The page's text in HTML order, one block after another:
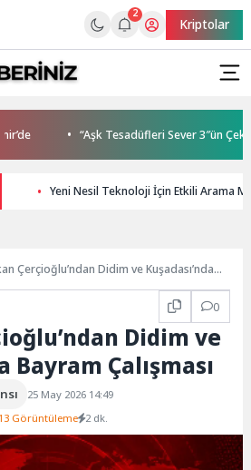
2
Kriptolar
“Aşk Tesadüfleri Sever 3″ün
Yeni Nesil Teknoloji İçin Etkili Arama
Çerçioğlu’ndan Didim ve Kuşadası’nda
0
Didim ve
Bayram Çalışması
25 May 2026 14:49
13 Görüntüleme 2 dk.